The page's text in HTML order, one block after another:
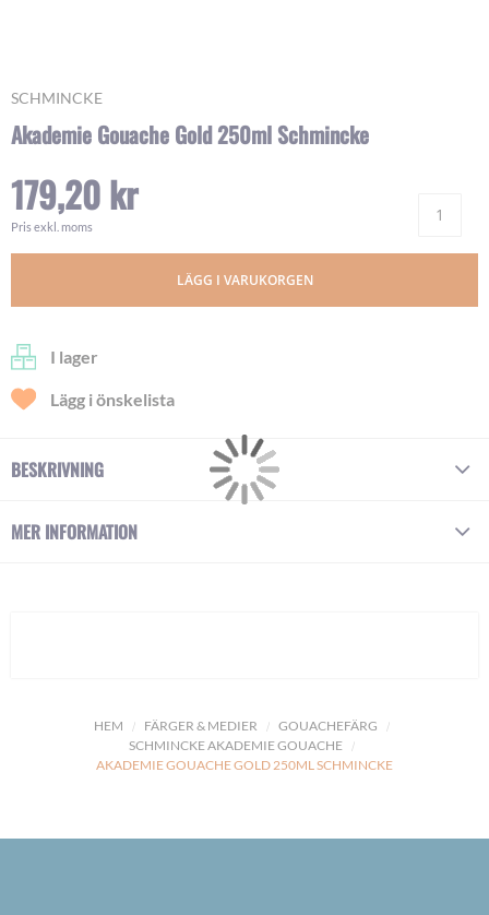
HEM FÄRGER & MEDIER
GOUACHEFÄRG
SCHMINCKE AKADEMIE GOUACHE
AKADEMIE GOUACHE GOLD 250ML SCHMINCKE
SCHMINCKE
Akademie Gouache Gold 250ml Schmincke
179,20 kr
Pris exkl. moms
LÄGG I VARUKORGEN
I lager
Lägg i önskelista
Skip
the
of
the
images
BESKRIVNING
MER INFORMATION